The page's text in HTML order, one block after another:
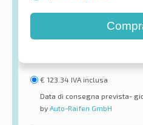
€ 123.34 IVA inclusa
Data di consegna prevista-
by Auto-Raifen GmbH